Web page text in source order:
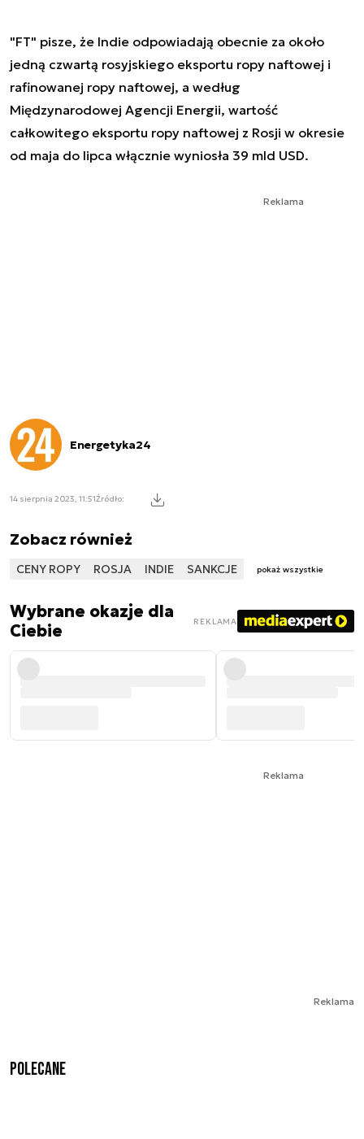
"FT" pisze, że Indie odpowiadają obecnie za około
jedną czwartą rosyjskiego eksportu ropy naftowej i
rafinowanej ropy naftowej, a według
Międzynarodowej Agencji Energii, wartość
całkowitego eksportu ropy naftowej z Rosji w okresie
od maja do lipca włącznie wyniosła 39 mld USD.
Reklama
Energetyka24
14 sierpnia 2023, 11:51Źródło:
Zobacz również
CENY ROPY ROSJA INDIE SANKCJE pokaż wszystkie
Wybrane okazje dla
Ciebie
REKLAMA
Reklama
Reklama
Polecane